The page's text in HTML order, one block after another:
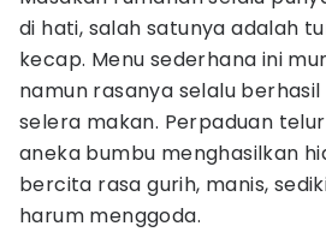
di hati, salah satunya adalah
kecap. Menu sederhana ini
namun rasanya selalu
selera makan. Perpaduan
aneka bumbu menghasilkan
bercita rasa gurih, manis,
harum menggoda.